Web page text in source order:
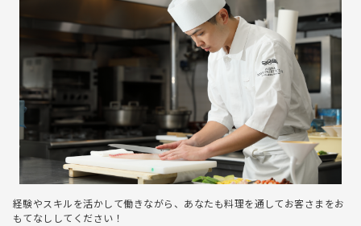
経験やスキルを活かして働きながら、あなたも料理を通してお客さまをお
もてなししてください！